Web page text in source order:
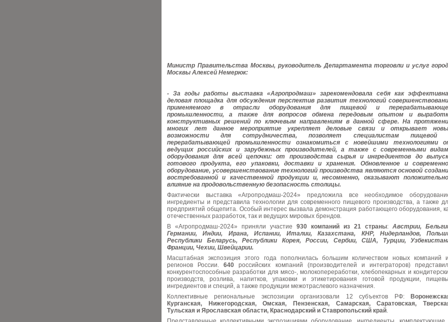
Министр Правительства Москвы, руководитель Департамента торговли и услуг
Москвы Алексей Немерюк:
- За годы работы выставка «Агропродмаш» зарекомендовала себя как
деловая площадка для обсуждения перспектив развития технологий
применяемого в отрасли оборудования для пищевой и
промышленности, а также для вопросов обмена передовым опытом и
конструктивных решений по ключевым направлениям в данной сфере. На
многих лет данное мероприятие укрепляет деловые связи и открывает
возможности для сотрудничества, позволяет специалистам пищевой
перерабатывающей промышленности ознакомиться с новейшими технологиями
ведущих российских и зарубежных производителей, а также с современными
оборудования для всей цепочки: от производства сырья и ингредиентов до
готового продукта, его упаковки, доставки и хранения. Обновленное и
оборудование, усовершенствование технологий производства являются основой
востребованной и качественной продукции и, несомненно, оказывают
влияние на продовольственную безопасность столицы.
Фактически выставка «Агропродмаш-2024» предложила все необходимое
ингредиенты и представила технологии для современного пищевого производства, а также
предприятий общепита. Особый интерес вызвала демонстрация работающего оборудования,
отечественных разработок, так и ведущих мировых брендов.
В «Агропродмаш-2024» приняли участие 930 компаний из 21 страны: Австрии,
Германии, Индии, Ирана, Испании, Италии, Казахстана, КНР, Нидерландов,
Республики Беларусь, Республики Корея, России, Сербии, США, Турции,
Франции, Чехии, Швейцарии.
Масштабная экспозиция этого года пополнилась большим количеством новых компаний
регионов России.640 российских компаний (производителей и интеграторов)
конкурентоспособные разработки для мясо-, молокопереработки, хлебопекарных и
производств, розлива, напитков, упаковки и этикетирования готовой продукции,
ингредиентов и специй, а также продукции межотраслевого назначения.
Коллективные региональные экспозиции организовали 12 субъектов РФ:
Курганская, Нижегородская, Омская, Пензенская, Самарская, Саратовская,
Тульская и Ярославская области, Краснодарский и Ставропольский край.